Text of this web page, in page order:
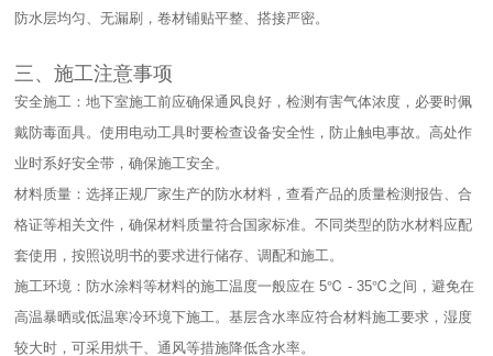
防水层均匀、无漏刷，卷材铺贴平整、搭接严密。​
三、施工注意事项​
安全施工：地下室施工前应确保通风良好，检测有害气体浓度，必要时佩
戴防毒面具。使用电动工具时要检查设备安全性，防止触电事故。高处作
业时系好安全带，确保施工安全。​
材料质量：选择正规厂家生产的防水材料，查看产品的质量检测报告、合
格证等相关文件，确保材料质量符合国家标准。不同类型的防水材料应配
套使用，按照说明书的要求进行储存、调配和施工。​
施工环境：防水涂料等材料的施工温度一般应在 5℃ - 35℃之间，避免在
高温暴晒或低温寒冷环境下施工。基层含水率应符合材料施工要求，湿度
较大时，可采用烘干、通风等措施降低含水率。​